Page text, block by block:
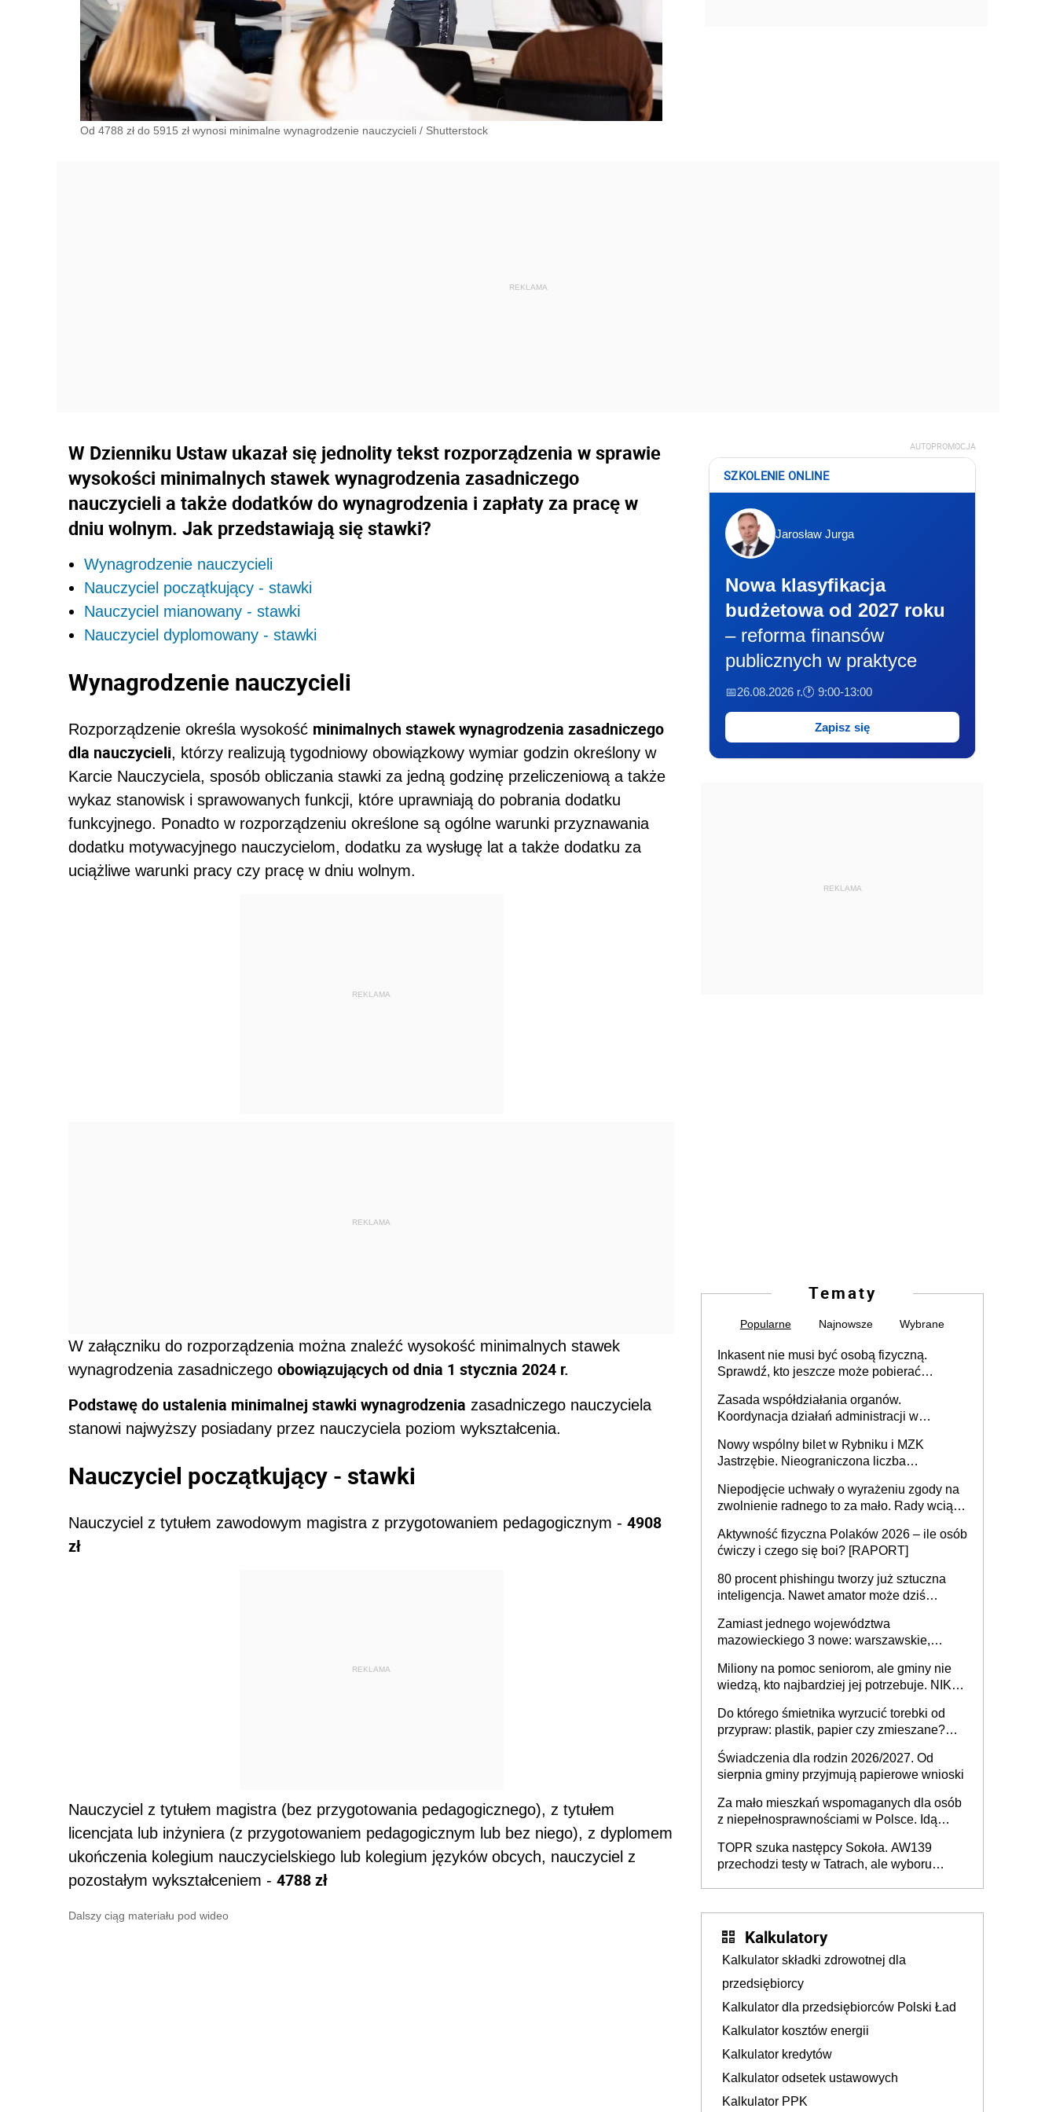
Od 4788 zł do 5915 zł wynosi minimalne wynagrodzenie nauczycieli / Shutterstock
W Dzienniku Ustaw ukazał się jednolity tekst rozporządzenia w sprawie
wysokości minimalnych stawek wynagrodzenia zasadniczego
nauczycieli a także dodatków do wynagrodzenia i zapłaty za pracę w
dniu wolnym. Jak przedstawiają się stawki?
Wynagrodzenie nauczycieli
Nauczyciel początkujący - stawki
Nauczyciel mianowany - stawki
Nauczyciel dyplomowany - stawki
Wynagrodzenie nauczycieli
Rozporządzenie określa wysokość minimalnych stawek wynagrodzenia zasadniczego
dla nauczycieli, którzy realizują tygodniowy obowiązkowy wymiar godzin określony w
Karcie Nauczyciela, sposób obliczania stawki za jedną godzinę przeliczeniową a także
wykaz stanowisk i sprawowanych funkcji, które uprawniają do pobrania dodatku
funkcyjnego. Ponadto w rozporządzeniu określone są ogólne warunki przyznawania
dodatku motywacyjnego nauczycielom, dodatku za wysługę lat a także dodatku za
uciążliwe warunki pracy czy pracę w dniu wolnym.
REKLAMA
REKLAMA
W załączniku do rozporządzenia można znaleźć wysokość minimalnych stawek
wynagrodzenia zasadniczego obowiązujących od dnia 1 stycznia 2024 r.
Podstawę do ustalenia minimalnej stawki wynagrodzenia zasadniczego nauczyciela
stanowi najwyższy posiadany przez nauczyciela poziom wykształcenia.
Nauczyciel początkujący - stawki
Nauczyciel z tytułem zawodowym magistra z przygotowaniem pedagogicznym - 4908
zł
REKLAMA
Nauczyciel z tytułem magistra (bez przygotowania pedagogicznego), z tytułem
licencjata lub inżyniera (z przygotowaniem pedagogicznym lub bez niego), z dyplomem
ukończenia kolegium nauczycielskiego lub kolegium języków obcych, nauczyciel z
pozostałym wykształceniem - 4788 zł
Dalszy ciąg materiału pod wideo
AUTOPROMOCJA
SZKOLENIE ONLINE
Jarosław Jurga
Nowa klasyfikacja
budżetowa od 2027 roku
– reforma finansów
publicznych w praktyce
📅26.08.2026 r.🕐 9:00-13:00
Zapisz się
REKLAMA
Tematy
Popularne Najnowsze Wybrane
Inkasent nie musi być osobą fizyczną.
Sprawdź, kto jeszcze może pobierać
Zasada współdziałania organów.
Koordynacja działań administracji w
Nowy wspólny bilet w Rybniku i MZK
Jastrzębie. Nieograniczona liczba
Niepodjęcie uchwały o wyrażeniu zgody na
zwolnienie radnego to za mało. Rady wciąż
rozstrzygać sprawy
Aktywność fizyczna Polaków 2026 – ile osób
ćwiczy i czego się boi? [RAPORT]
80 procent phishingu tworzy już sztuczna
inteligencja. Nawet amator może dziś
Zamiast jednego województwa
mazowieckiego 3 nowe: warszawskie,
Europie nie ma tak dużych jednostek
stołecznych
Miliony na pomoc seniorom, ale gminy nie
wiedzą, kto najbardziej jej potrzebuje. NIK
Do którego śmietnika wyrzucić torebki od
przypraw: plastik, papier czy zmieszane?
Świadczenia dla rodzin 2026/2027. Od
sierpnia gminy przyjmują papierowe wnioski
Za mało mieszkań wspomaganych dla osób
z niepełnosprawnościami w Polsce. Idą
TOPR szuka następcy Sokoła. AW139
przechodzi testy w Tatrach, ale wyboru
Kalkulatory
Kalkulator składki zdrowotnej dla
przedsiębiorcy
Kalkulator dla przedsiębiorców Polski Ład
Kalkulator kosztów energii
Kalkulator kredytów
Kalkulator odsetek ustawowych
Kalkulator PPK